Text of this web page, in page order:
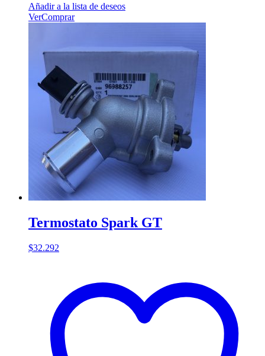
Añadir a la lista de deseos
VerComprar
Termostato Spark GT
$32.292